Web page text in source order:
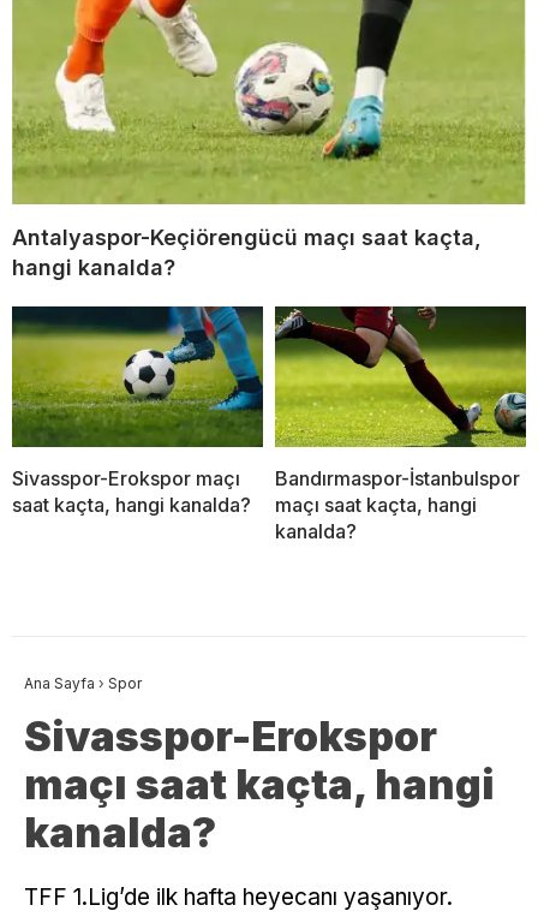
Antalyaspor-Keçiörengücü maçı saat kaçta,
hangi kanalda?
Sivasspor-Erokspor maçı
saat kaçta, hangi kanalda?
Bandırmaspor-İstanbulspor
maçı saat kaçta, hangi
kanalda?
Ana Sayfa › Spor
Sivasspor-Erokspor
maçı saat kaçta, hangi
kanalda?
TFF 1.Lig’de ilk hafta heyecanı yaşanıyor.